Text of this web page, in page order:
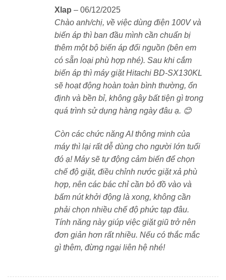
Tính năng mang lại lợi ích vượt trội cho người dùng.
Đây là công nghệ giúp máy giặt tự động đo lường và
phân phối lượng nước giặt & nước xả phù hợp với
khối lượng quần áo và chương trình giặt. Người dùng
chỉ cần đổ đầy một lần, máy sẽ tự động sử dụng trong
nhiều lần giặt mà không cần phải thêm thủ công mỗi
Công nghệ AI tự động điều chỉnh thời gian và
Máy giặt Hitachi BD-SX130KL-W trang bị nhiều cảm
biến AI thông minh gắn xung quanh lồng giặt để nhận
diện khối lượng quần áo, loại vải, độ bẩn và nhiệt độ
nước. Từ đó máy sẽ điều chỉnh thời gian giặt, lượng
nước, tốc độ quay lồng giặt và phương pháp giặt sao
cho phù hợp nhất với khối lượng quần áo, độ bẩn và
Sấy Block làm mờ nếp nhăn – hiệu quả và tiết kiệm
Xlap – 06/12/2025
Chào anh/chị, về việc dùng điện 100V và
biến áp thì ban đầu mình cần chuẩn bị
thêm một bộ biến áp đổi nguồn (bên em
có sẵn loại phù hợp nhé). Sau khi cắm
biến áp thì máy giặt Hitachi BD-SX130KL
sẽ hoạt động hoàn toàn bình thường, ổn
định và bền bỉ, không gây bất tiện gì trong
quá trình sử dụng hàng ngày đâu ạ. 😊
Còn các chức năng AI thông minh của
máy thì lại rất dễ dùng cho người lớn tuổi
đó ạ! Máy sẽ tự động cảm biến để chọn
chế độ giặt, điều chỉnh nước giặt xả phù
hợp, nên các bác chỉ cần bỏ đồ vào và
bấm nút khởi động là xong, không cần
phải chọn nhiều chế độ phức tạp đâu.
Tính năng này giúp việc giặt giũ trở nên
đơn giản hơn rất nhiều. Nếu có thắc mắc
gì thêm, đừng ngại liên hệ nhé!